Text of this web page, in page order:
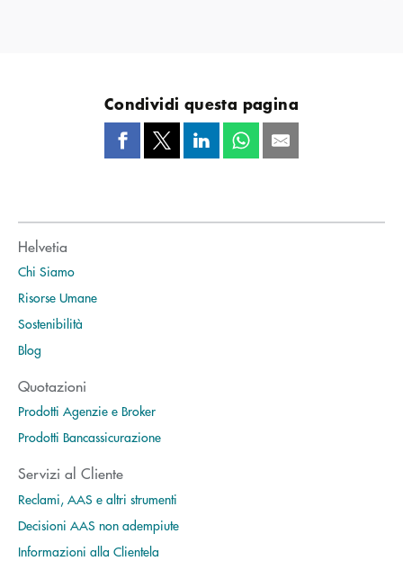
Condividi questa pagina
Helvetia
Chi Siamo
Risorse Umane
Sostenibilità
Blog
Quotazioni
Prodotti Agenzie e Broker
Prodotti Bancassicurazione
Servizi al Cliente
Reclami, AAS e altri strumenti
Decisioni AAS non adempiute
Informazioni alla Clientela